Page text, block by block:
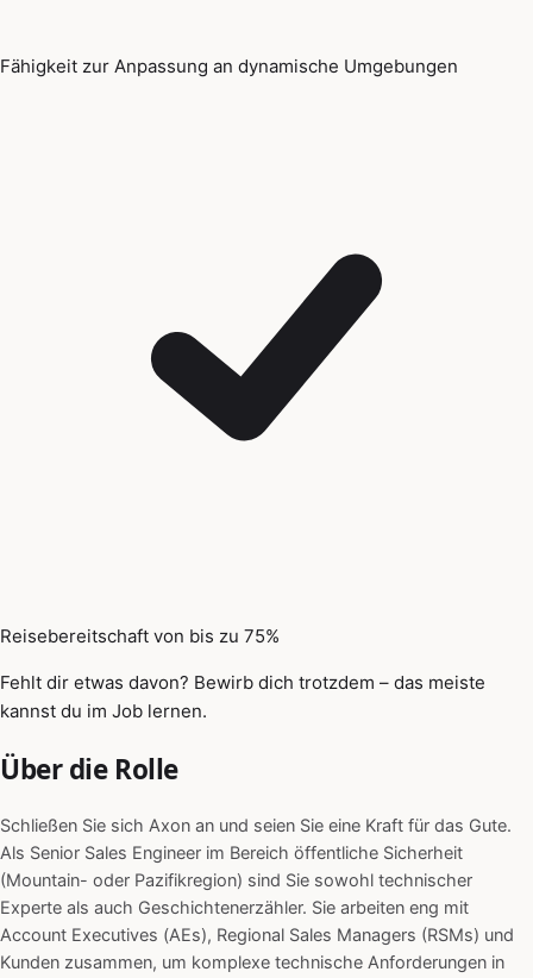
Fähigkeit zur Anpassung an dynamische Umgebungen
Reisebereitschaft von bis zu 75%
Fehlt dir etwas davon? Bewirb dich trotzdem – das meiste
kannst du im Job lernen.
Über die Rolle
Schließen Sie sich Axon an und seien Sie eine Kraft für das Gute.
Als Senior Sales Engineer im Bereich öffentliche Sicherheit
(Mountain- oder Pazifikregion) sind Sie sowohl technischer
Experte als auch Geschichtenerzähler. Sie arbeiten eng mit
Account Executives (AEs), Regional Sales Managers (RSMs) und
Kunden zusammen, um komplexe technische Anforderungen in